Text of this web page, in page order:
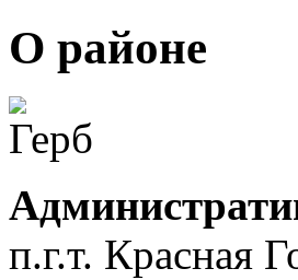
О районе
п.г.т. Красная